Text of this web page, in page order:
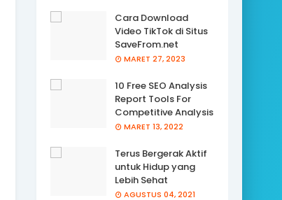
Cara Download
Video TikTok di Situs
SaveFrom.net
MARET 27, 2023
10 Free SEO Analysis
Report Tools For
Competitive Analysis
MARET 13, 2022
Terus Bergerak Aktif
untuk Hidup yang
Lebih Sehat
AGUSTUS 04, 2021